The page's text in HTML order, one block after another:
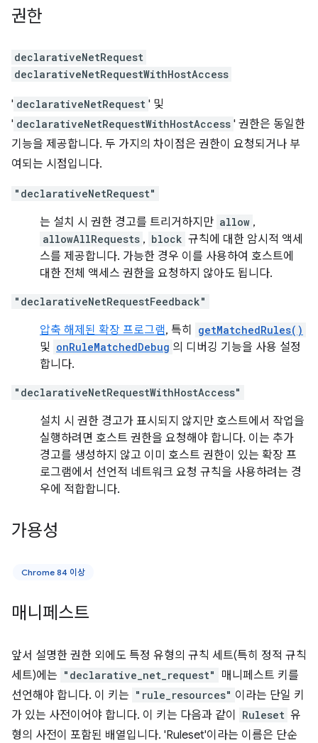
권한
declarativeNetRequest
declarativeNetRequestWithHostAccess
' declarativeNetRequest ' 및
' declarativeNetRequestWithHostAccess ' 권한은 동일한
기능을 제공합니다. 두 가지의 차이점은 권한이 요청되거나 부
여되는 시점입니다.
"declarativeNetRequest"
는 설치 시 권한 경고를 트리거하지만 allow ,
allowAllRequests , block 규칙에 대한 암시적 액세
스를 제공합니다. 가능한 경우 이를 사용하여 호스트에
대한 전체 액세스 권한을 요청하지 않아도 됩니다.
"declarativeNetRequestFeedback"
압축 해제된 확장 프로그램, 특히 getMatchedRules()
및 onRuleMatchedDebug 의 디버깅 기능을 사용 설정
합니다.
"declarativeNetRequestWithHostAccess"
설치 시 권한 경고가 표시되지 않지만 호스트에서 작업을
실행하려면 호스트 권한을 요청해야 합니다. 이는 추가
경고를 생성하지 않고 이미 호스트 권한이 있는 확장 프
로그램에서 선언적 네트워크 요청 규칙을 사용하려는 경
우에 적합합니다.
가용성
Chrome 84 이상
매니페스트
앞서 설명한 권한 외에도 특정 유형의 규칙 세트(특히 정적 규칙
세트)에는 "declarative_net_request"
매니페스트 키를
선언해야 합니다. 이 키는 "rule_resources" 이라는 단일 키
가 있는 사전이어야 합니다. 이 키는 다음과 같이
Ruleset 유
형의 사전이 포함된 배열입니다. 'Ruleset'이라는 이름은 단순